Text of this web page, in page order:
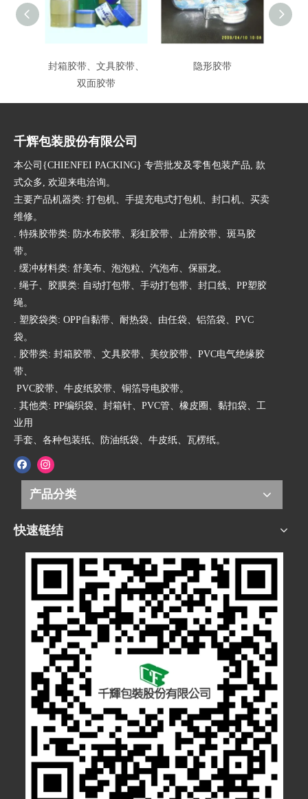
封箱胶带、文具胶带、
双面胶带
隐形胶带
千辉包装股份有限公司
本公司{CHIENFEI PACKING} 专营批发及零售包装产品, 款
式众多, 欢迎来电洽询。
主要产品机器类: 打包机、手提充电式打包机、封口机、买卖
维修。
. 特殊胶带类: 防水布胶带、彩虹胶带、止滑胶带、斑马胶
带。
. 缓冲材料类: 舒美布、泡泡粒、汽泡布、保丽龙。
. 绳子、胶膜类: 自动打包带、手动打包带、封口线、PP塑胶
绳。
. 塑胶袋类: OPP自黏带、耐热袋、由任袋、铝箔袋、PVC
袋。
. 胶带类: 封箱胶带、文具胶带、美纹胶带、PVC电气绝缘胶
带、
PVC胶带、牛皮纸胶带、铜箔导电胶带。
. 其他类: PP编织袋、封箱针、PVC管、橡皮圈、黏扣袋、工
业用
手套、各种包装纸、防油纸袋、牛皮纸、瓦楞纸。
产品分类
快速链结